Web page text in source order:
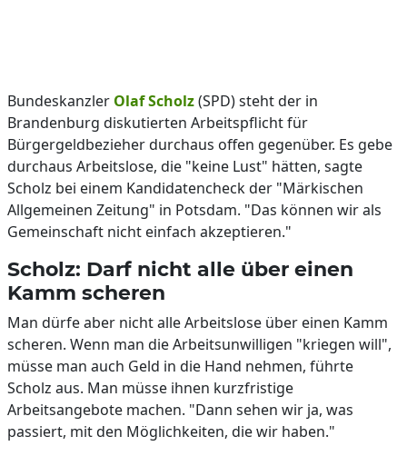
Bundeskanzler Olaf Scholz(SPD) steht der in
Brandenburg diskutierten Arbeitspflicht für
Bürgergeldbezieher durchaus offen gegenüber. Es gebe
durchaus Arbeitslose, die "keine Lust" hätten, sagte
Scholz bei einem Kandidatencheck der "Märkischen
Allgemeinen Zeitung" in Potsdam. "Das können wir als
Gemeinschaft nicht einfach akzeptieren."
Scholz: Darf nicht alle über einen
Kamm scheren
Man dürfe aber nicht alle Arbeitslose über einen Kamm
scheren. Wenn man die Arbeitsunwilligen "kriegen will",
müsse man auch Geld in die Hand nehmen, führte
Scholz aus. Man müsse ihnen kurzfristige
Arbeitsangebote machen. "Dann sehen wir ja, was
passiert, mit den Möglichkeiten, die wir haben."